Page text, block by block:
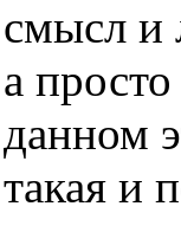
смысл и
а
данном
такая и